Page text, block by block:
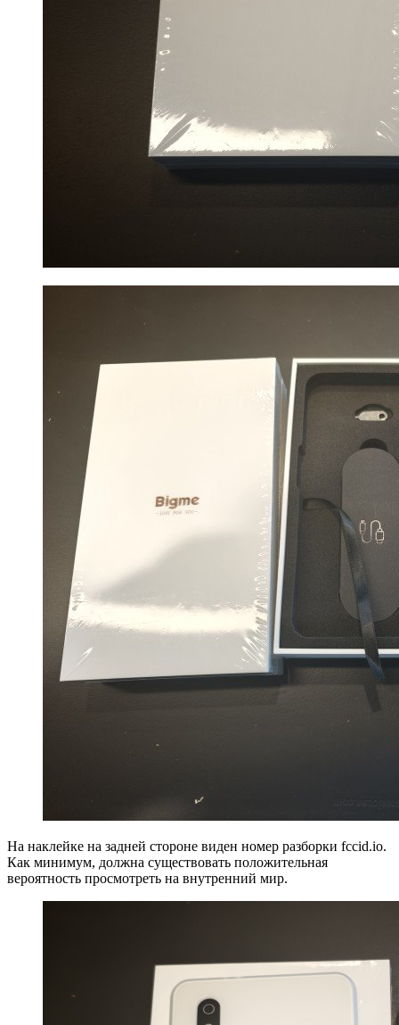
На наклейке на задней стороне виден номер разборки fccid.io.
Как минимум, должна существовать положительная
вероятность просмотреть на внутренний мир.